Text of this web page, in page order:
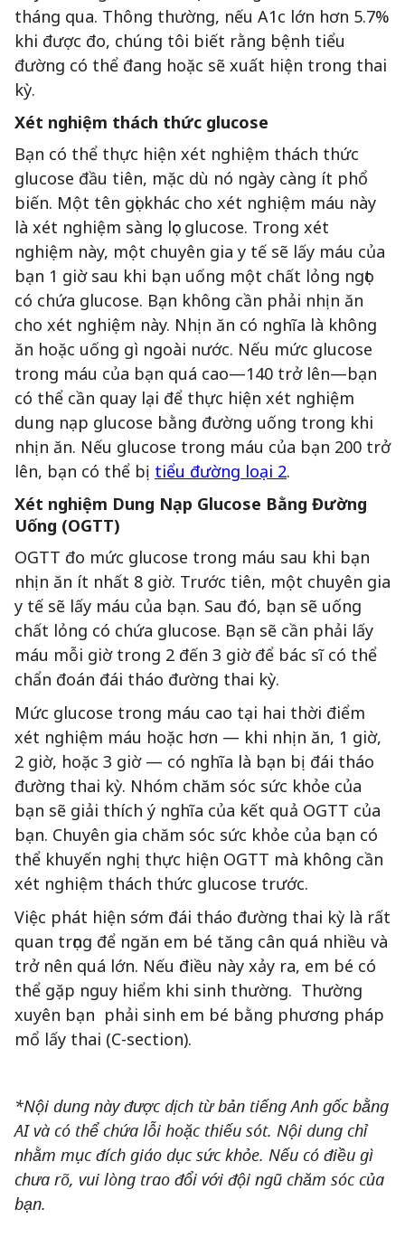
tháng qua. Thông thường, nếu A1c lớn hơn 5.7%
khi được đo, chúng tôi biết rằng bệnh tiểu
đường có thể đang hoặc sẽ xuất hiện trong thai
kỳ.
Xét nghiệm thách thức glucose
Bạn có thể thực hiện xét nghiệm thách thức
glucose đầu tiên, mặc dù nó ngày càng ít phổ
biến. Một tên gọi khác cho xét nghiệm máu này
là xét nghiệm sàng lọc glucose. Trong xét
nghiệm này, một chuyên gia y tế sẽ lấy máu của
bạn 1 giờ sau khi bạn uống một chất lỏng ngọt
có chứa glucose. Bạn không cần phải nhịn ăn
cho xét nghiệm này. Nhịn ăn có nghĩa là không
ăn hoặc uống gì ngoài nước. Nếu mức glucose
trong máu của bạn quá cao—140 trở lên—bạn
có thể cần quay lại để thực hiện xét nghiệm
dung nạp glucose bằng đường uống trong khi
nhịn ăn. Nếu glucose trong máu của bạn 200 trở
lên, bạn có thể bị tiểu đường loại 2.
Xét nghiệm Dung Nạp Glucose Bằng Đường
Uống (OGTT)
OGTT đo mức glucose trong máu sau khi bạn
nhịn ăn ít nhất 8 giờ. Trước tiên, một chuyên gia
y tế sẽ lấy máu của bạn. Sau đó, bạn sẽ uống
chất lỏng có chứa glucose. Bạn sẽ cần phải lấy
máu mỗi giờ trong 2 đến 3 giờ để bác sĩ có thể
chẩn đoán đái tháo đường thai kỳ.
Mức glucose trong máu cao tại hai thời điểm
xét nghiệm máu hoặc hơn — khi nhịn ăn, 1 giờ,
2 giờ, hoặc 3 giờ — có nghĩa là bạn bị đái tháo
đường thai kỳ. Nhóm chăm sóc sức khỏe của
bạn sẽ giải thích ý nghĩa của kết quả OGTT của
bạn. Chuyên gia chăm sóc sức khỏe của bạn có
thể khuyến nghị thực hiện OGTT mà không cần
xét nghiệm thách thức glucose trước.
Việc phát hiện sớm đái tháo đường thai kỳ là rất
quan trọng để ngăn em bé tăng cân quá nhiều và
trở nên quá lớn. Nếu điều này xảy ra, em bé có
thể gặp nguy hiểm khi sinh thường. Thường
xuyên bạn phải sinh em bé bằng phương pháp
mổ lấy thai (C-section).
*Nội dung này được dịch từ bản tiếng Anh gốc bằng
AI và có thể chứa lỗi hoặc thiếu sót. Nội dung chỉ
nhằm mục đích giáo dục sức khỏe. Nếu có điều gì
chưa rõ, vui lòng trao đổi với đội ngũ chăm sóc của
bạn.